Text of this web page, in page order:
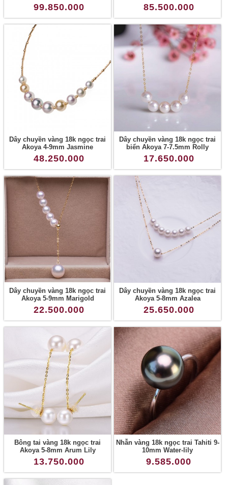
99.850.000 85.500.000
Dây chuyền vàng 18k ngọc trai
Akoya 4-9mm Jasmine
48.250.000
Dây chuyền vàng 18k ngọc trai
biển Akoya 7-7.5mm Rolly
17.650.000
Dây chuyền vàng 18k ngọc trai
Akoya 5-9mm Marigold
22.500.000
Dây chuyền vàng 18k ngọc trai
Akoya 5-8mm Azalea
25.650.000
Bông tai vàng 18k ngọc trai
Akoya 5-8mm Arum Lily
13.750.000
Nhẫn vàng 18k ngọc trai Tahiti 9-
10mm Water-lily
9.585.000